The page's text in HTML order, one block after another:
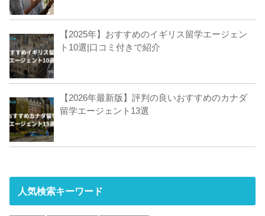
【2025年】おすすめのイギリス留学エージェン
ト10選|口コミ付きで紹介
【2026年最新版】評判の良いおすすめのカナダ
留学エージェント13選
人気検索キーワード